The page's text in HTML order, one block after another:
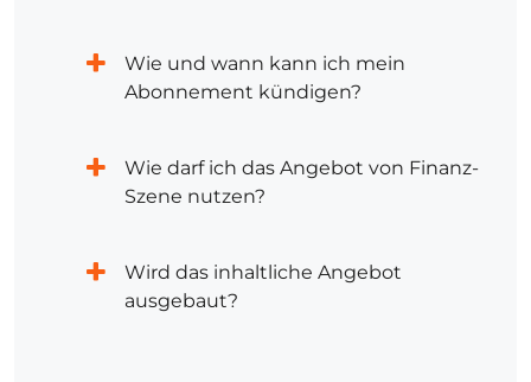
Wie und wann kann ich mein
Abonnement kündigen?
Wie darf ich das Angebot von Finanz-
Szene nutzen?
Wird das inhaltliche Angebot
ausgebaut?